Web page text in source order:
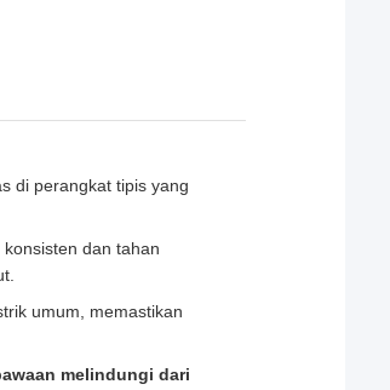
di perangkat tipis yang
dan tahan
umum, memastikan
melindungi dari